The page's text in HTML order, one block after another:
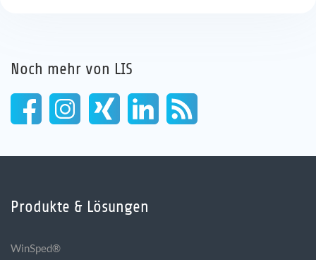
Noch mehr von LIS
Produkte & Lösungen
WinSped®